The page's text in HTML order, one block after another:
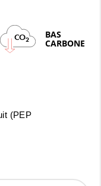
CO2 BAS
CARBONE
(PEP